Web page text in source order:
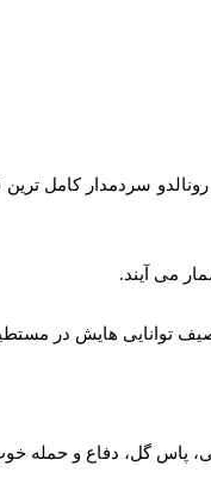
سردمدار کامل‌ ترین
توانایی‌ هایش در